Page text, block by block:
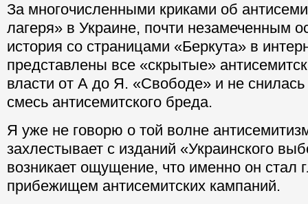
За многочисленными криками об
лагеря» в Украине, почти незамеченным
история со страницами «Беркута» в
представлены все «скрытые»
власти от А до Я. «Свободе» и не снилась
смесь антисемитского бреда.
Я уже не говорю о той волне
захлестывает с изданий «Украинского
возникает ощущение, что именно он стал
прибежищем антисемитских кампаний.